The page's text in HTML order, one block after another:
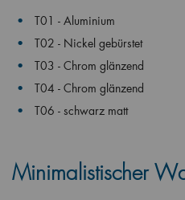
T01 - Aluminium
T02 - Nickel gebürstet
T03 - Chrom glänzend
T04 - Chrom glänzend
T06 - schwarz matt
Minimalistischer